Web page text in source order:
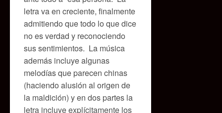
letra va en creciente, finalmente
admitiendo que todo lo que dice
no es verdad y reconociendo
sus sentimientos. La música
además incluye algunas
melodías que parecen chinas
(haciendo alusión al origen de
la maldición) y en dos partes la
letra incluye explícitamente los